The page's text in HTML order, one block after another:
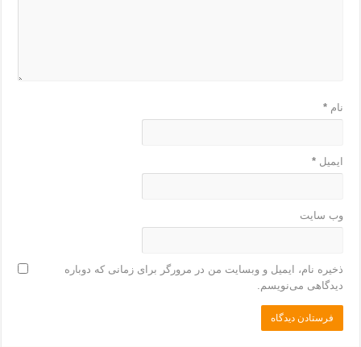
نام*
ایمیل*
وب‌ سایت
ذخیره نام، ایمیل و وبسایت من در مرورگر برای زمانی که دوباره
دیدگاهی می‌نویسم.